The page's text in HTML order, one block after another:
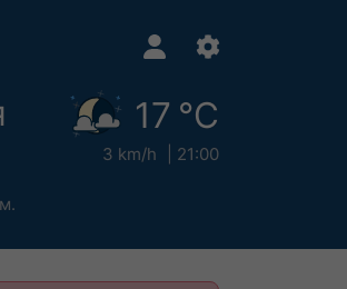
17 °C
3 km/h 21:00